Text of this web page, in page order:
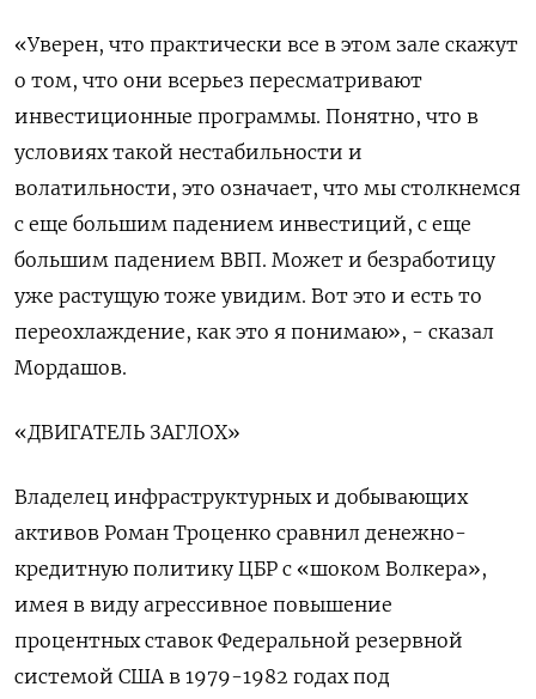
«Уверен, что практически все в этом зале скажут
о том, что они всерьез пересматривают
инвестиционные программы. Понятно, что в
условиях такой нестабильности и
волатильности, это означает, что мы столкнемся
с еще большим падением инвестиций, с еще
большим ​падением ВВП. Может и безработицу
уже растущую тоже увидим. Вот это ​и есть то
переохлаждение, как это я понимаю», - сказал
Мордашов.
«ДВИГАТЕЛЬ ЗАГЛОХ»
Владелец ‌инфраструктурных и добывающих
активов Роман Троценко сравнил денежно-
кредитную политику ЦБР с «шоком Волкера»,
имея в виду агрессивное повышение
процентных ставок Федеральной резервной
системой США в 1979-1982 годах под